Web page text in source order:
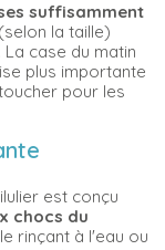
suffisamment
(selon la taille)
case du matin
plus importante
pour les
est conçu
chocs du
rinçant à l'eau ou